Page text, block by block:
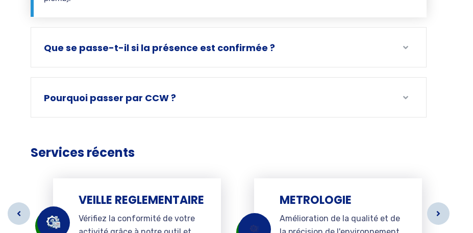
Que se passe-t-il si la présence est confirmée ?
Pourquoi passer par CCW ?
Services récents
VEILLE REGLEMENTAIRE
Vérifiez la conformité de votre
METROLOGIE
Amélioration de la qualité et de